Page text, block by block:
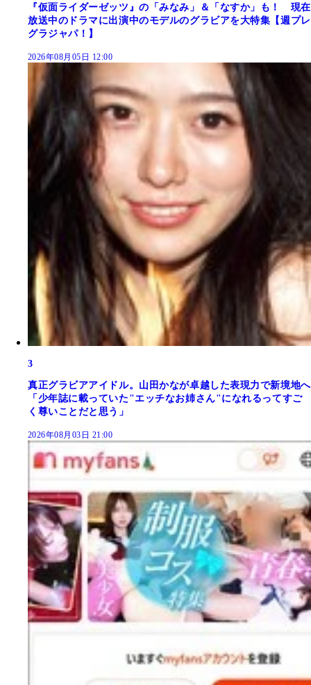
『仮面ライダーゼッツ』の「みなみ」＆「なすか」も！ 現在
放送中のドラマに出演中のモデルのグラビアを大特集【週プレ
グラジャパ！】
2026年08月05日 12:00
3
真正グラビアアイドル。山田かなが卓越した表現力で新境地へ
「少年誌に載っていた"エッチなお姉さん"になれるってすご
く尊いことだと思う」
2026年08月03日 21:00